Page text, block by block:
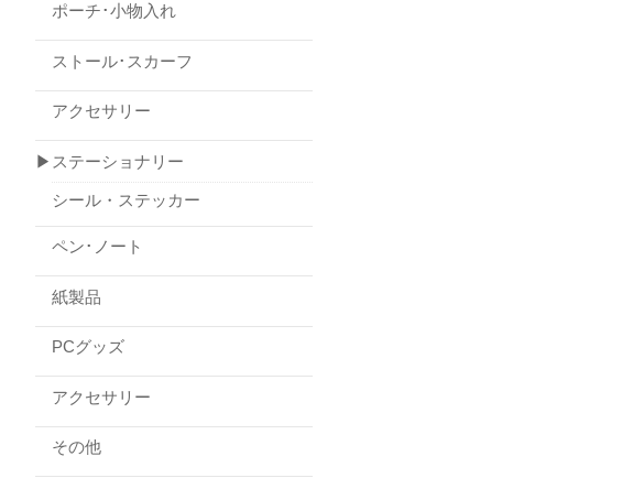
ポーチ･小物入れ
ストール･スカーフ
アクセサリー
▶ステーショナリー
シール・ステッカー
ペン･ノート
紙製品
PCグッズ
アクセサリー
その他